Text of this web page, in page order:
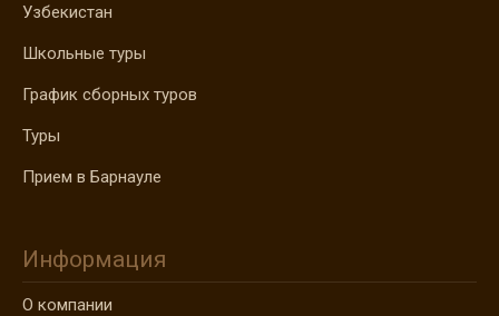
Узбекистан
Школьные туры
График сборных туров
Туры
Прием в Барнауле
Информация
О компании